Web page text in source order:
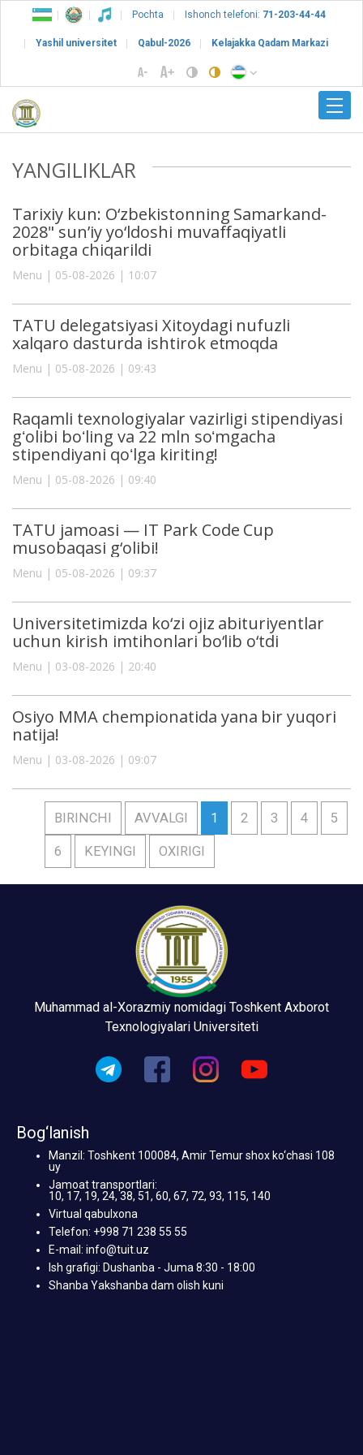
Pochta Ishonch telefoni: 71-203-44-44
Yashil universitet Qabul-2026 Kelajakka Qadam Markazi
YANGILIKLAR
Tarixiy kun: O‘zbekistonning Samarkand-
2028" sun’iy yo‘ldoshi muvaffaqiyatli
orbitaga chiqarildi
Menu | 05-08-2026 | 10:07
TATU delegatsiyasi Xitoydagi nufuzli
xalqaro dasturda ishtirok etmoqda
Menu | 05-08-2026 | 09:43
Raqamli texnologiyalar vazirligi stipendiyasi
gʻolibi boʻling va 22 mln soʻmgacha
stipendiyani qoʻlga kiriting!
Menu | 05-08-2026 | 09:40
TATU jamoasi — IT Park Code Cup
musobaqasi g‘olibi!
Menu | 05-08-2026 | 09:37
Universitetimizda ko‘zi ojiz abituriyentlar
uchun kirish imtihonlari bo‘lib o‘tdi
Menu | 03-08-2026 | 20:40
Osiyo MMA chempionatida yana bir yuqori
natija!
Menu | 03-08-2026 | 09:07
BIRINCHI AVVALGI 1 2 3 4 5
6 KEYINGI OXIRIGI
Muhammad al-Xorazmiy nomidagi Toshkent Axborot
Texnologiyalari Universiteti
Bog‘lanish
Manzil: Toshkent 100084, Amir Temur shox ko‘chasi 108
uy
Jamoat transportlari:
10, 17, 19, 24, 38, 51, 60, 67, 72, 93, 115, 140
Virtual qabulxona
Telefon: +998 71 238 55 55
E-mail: info@tuit.uz
Ish grafigi: Dushanba - Juma 8:30 - 18:00
Shanba Yakshanba dam olish kuni